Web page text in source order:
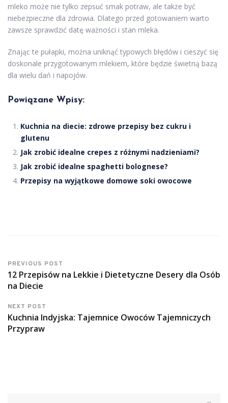
mleko może nie tylko zepsuć smak potraw, ale także być
niebezpieczne dla zdrowia. Dlatego przed gotowaniem warto
zawsze sprawdzić datę ważności i stan mleka.
Znając te pułapki, można uniknąć typowych błędów i cieszyć się
doskonale przygotowanym mlekiem, które będzie świetną bazą
dla wielu dań i napojów.
Powiązane Wpisy:
Kuchnia na diecie: zdrowe przepisy bez cukru i
glutenu
Jak zrobić idealne crepes z różnymi nadzieniami?
Jak zrobić idealne spaghetti bolognese?
Przepisy na wyjątkowe domowe soki owocowe
PREVIOUS POST
12 Przepisów na Lekkie i Dietetyczne Desery dla Osób
na Diecie
NEXT POST
Kuchnia Indyjska: Tajemnice Owoców Tajemniczych
Przypraw